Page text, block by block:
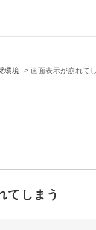
環境 > 画面表示が崩れて
てしまう